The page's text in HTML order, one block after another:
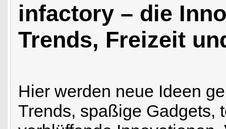
infactory – die
Trends, Freizeit
Hier werden neue Ideen
Trends, spaßige Gadgets,